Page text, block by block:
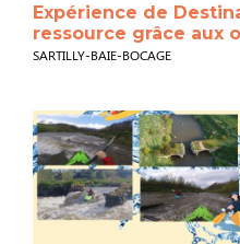
Expérience de
ressource grâce aux
SARTILLY-BAIE-BOCAGE